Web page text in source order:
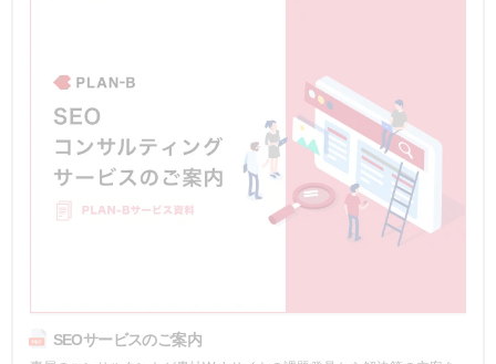
SEOサービスのご案内